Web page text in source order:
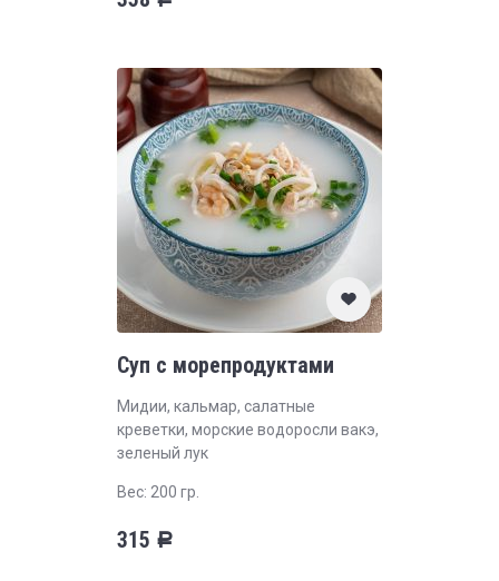
Суп с морепродуктами
Мидии, кальмар, салатные
креветки, морские водоросли вакэ,
зеленый лук
Вес: 200 гр.
315 Р